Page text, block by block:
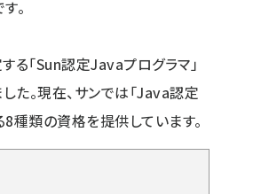
。
「Sun認定Javaプログラマ」
た。現在、サンでは「Java認定
種類の資格を提供しています。